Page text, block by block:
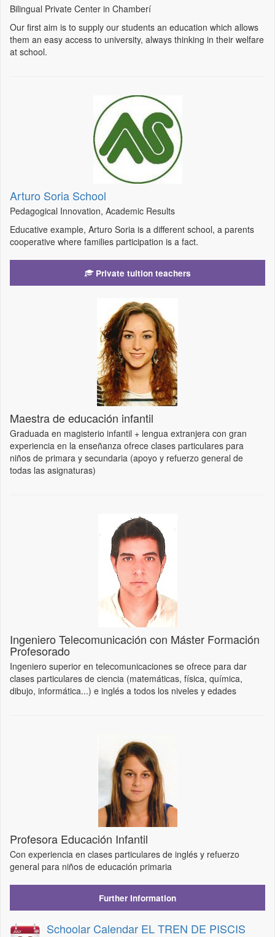
Bilingual Private Center in Chamberí
Our first aim is to supply our students an education which allows
them an easy access to university, always thinking in their welfare
at school.
Arturo Soria School
Pedagogical Innovation, Academic Results
Educative example, Arturo Soria is a different school, a parents
cooperative where families participation is a fact.
Private tuition teachers
Maestra de educación infantil
Graduada en magisterio infantil + lengua extranjera con gran
experiencia en la enseñanza ofrece clases particulares para
niños de primara y secundaria (apoyo y refuerzo general de
todas las asignaturas)
Ingeniero Telecomunicación con Máster Formación
Profesorado
Ingeniero superior en telecomunicaciones se ofrece para dar
clases particulares de ciencia (matemáticas, física, química,
dibujo, informática...) e inglés a todos los niveles y edades
Profesora Educación Infantil
Con experiencia en clases particulares de inglés y refuerzo
general para niños de educación primaria
Further Information
Schoolar Calendar EL TREN DE PISCIS